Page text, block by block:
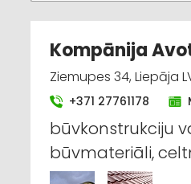
Kompānija
Ziemupes 34, Liepāja
+371 27761178
būvkonstrukciju
būvmateriāli,